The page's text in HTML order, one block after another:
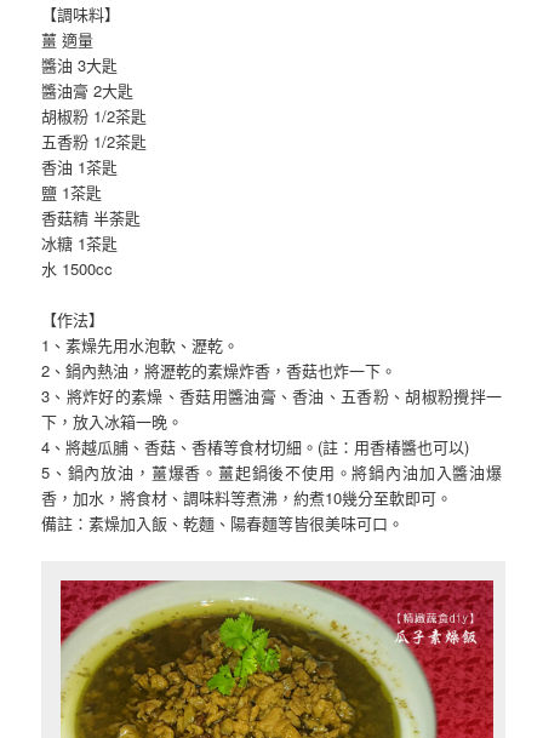
【調味料】
薑 適量
醬油 3大匙
醬油膏 2大匙
胡椒粉 1/2茶匙
五香粉 1/2茶匙
香油 1茶匙
鹽 1茶匙
香菇精 半荼匙
冰糖 1茶匙
水 1500cc
【作法】
1、素燥先用水泡軟、瀝乾。
2、鍋內熱油，將瀝乾的素燥炸香，香菇也炸一下。
3、將炸好的素燥、香菇用醬油膏、香油、五香粉、胡椒粉攪拌一
下，放入冰箱一晚。
4、將越瓜脯、香菇、香椿等食材切細。(註：用香椿醬也可以)
5、鍋內放油，薑爆香。薑起鍋後不使用。將鍋內油加入醬油爆
香，加水，將食材、調味料等煮沸，約煮10幾分至軟即可。
備註：素燥加入飯、乾麵、陽春麵等皆很美味可口。